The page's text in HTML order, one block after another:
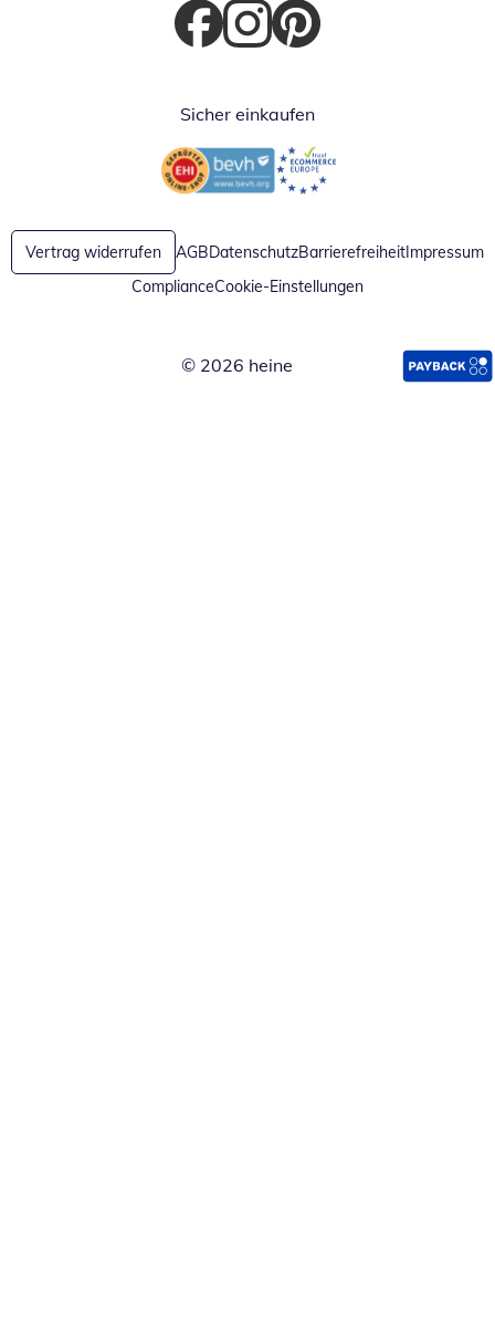
Öffnet in neuem Fenster
Öffnet in neuem Fenster
Öffnet in neuem Fenster
Sicher einkaufen
Öffnet in neuem FensterÖffnet in neuem Fenster
Vertrag widerrufen AGBDatenschutzBarrierefreiheitImpressum
ComplianceCookie-Einstellungen
© 2026 heine